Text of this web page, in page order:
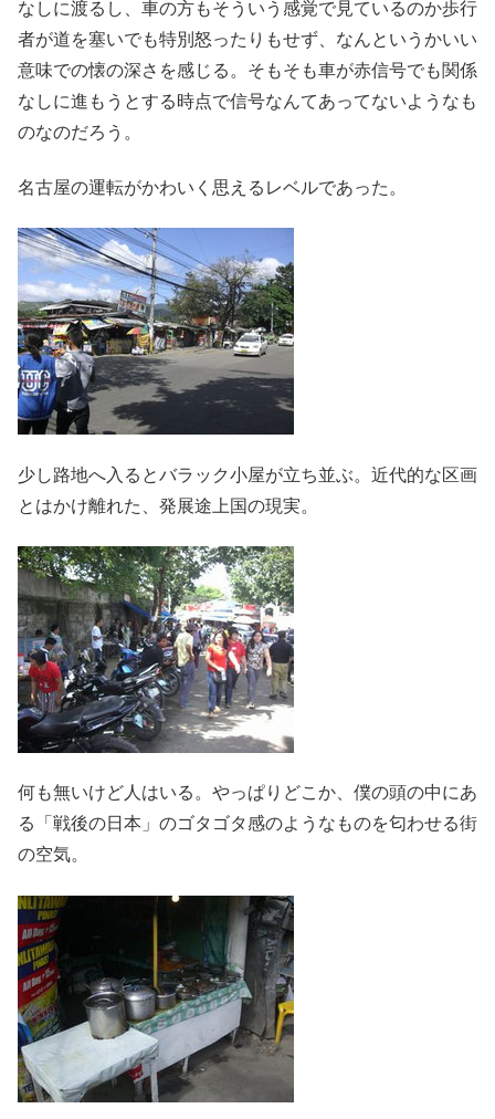
なしに渡るし、車の方もそういう感覚で見ているのか歩行
者が道を塞いでも特別怒ったりもせず、なんというかいい
意味での懐の深さを感じる。そもそも車が赤信号でも関係
なしに進もうとする時点で信号なんてあってないようなも
のなのだろう。
名古屋の運転がかわいく思えるレベルであった。
少し路地へ入るとバラック小屋が立ち並ぶ。近代的な区画
とはかけ離れた、発展途上国の現実。
何も無いけど人はいる。やっぱりどこか、僕の頭の中にあ
る「戦後の日本」のゴタゴタ感のようなものを匂わせる街
の空気。